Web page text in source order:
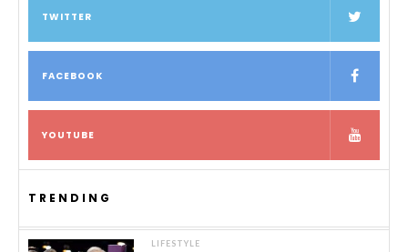
TWITTER
FACEBOOK
YOUTUBE
TRENDING
LIFESTYLE